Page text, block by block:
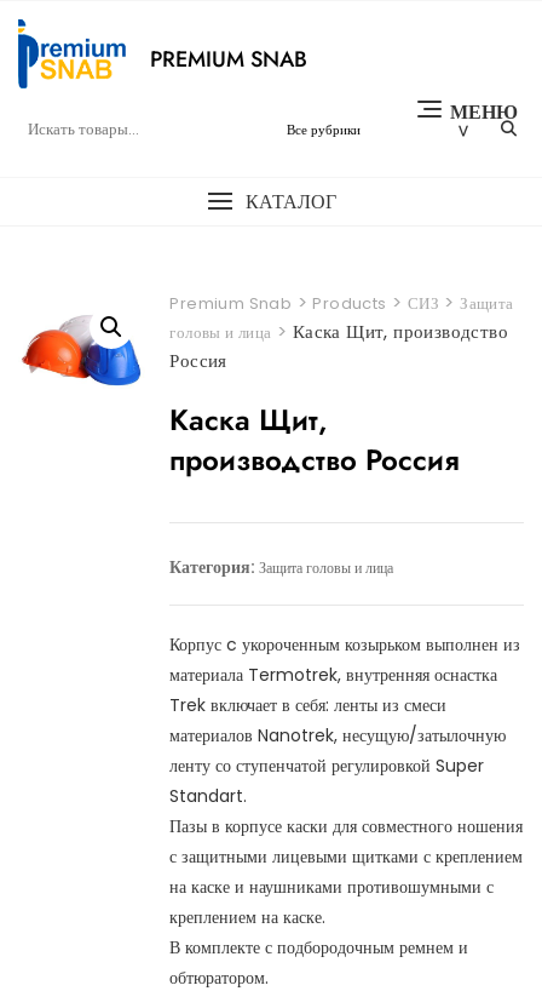
содержимому
МЕНЮ
PREMIUM SNAB
КАТАЛОГ
Premium Snab > Products > СИЗ >Защита
головы и лица > Каска Щит, производство
Россия
Каска Щит,
производство Россия
Категория:Защита головы и лица
Корпус c укороченным козырьком выполнен из
материала Termotrek, внутренняя оснастка
Trek включает в себя: ленты из смеси
материалов Nanotrek, несущую/затылочную
ленту со ступенчатой регулировкой Super
Standart.
Пазы в корпусе каски для совместного ношения
с защитными лицевыми щитками с креплением
на каске и наушниками противошумными с
креплением на каске.
В комплекте с подбородочным ремнем и
обтюратором.